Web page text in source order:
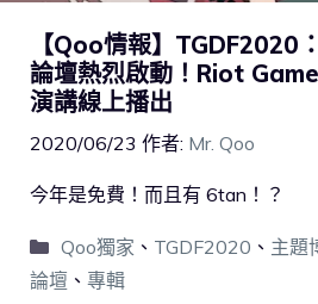
【Qoo情報】TGDF2020
論壇熱烈啟動！Riot
演講線上播出
2020/06/23 作者: Mr. Qoo
今年是免費！而且有 6tan！？
Qoo獨家 、 TGDF2020 、 主題
論壇 、 專輯